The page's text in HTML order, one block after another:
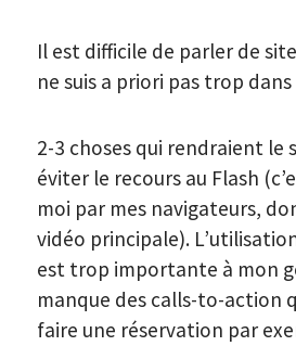
Il est difficile de parler de
ne suis a priori pas trop
2-3 choses qui rendraient le
éviter le recours au Flash
moi par mes navigateurs,
vidéo principale).
est trop importante à mon
manque des calls-to-action
faire une réservation par